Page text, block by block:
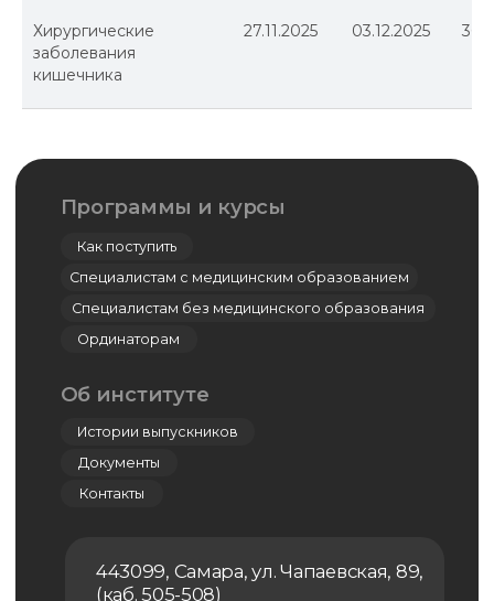
Хирургические
заболевания
кишечника
27.11.2025 03.12.2025 36
Программ